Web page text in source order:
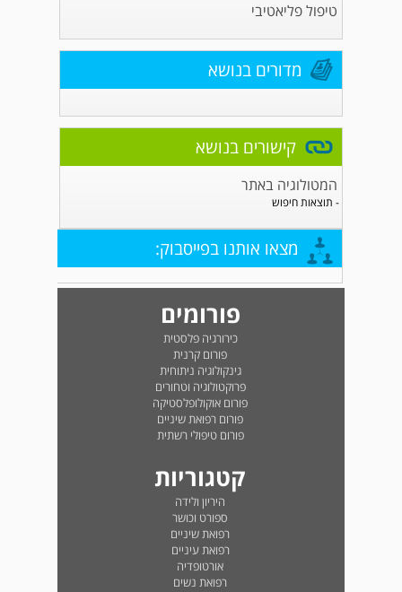
טיפול פליאטיבי
מדורים בנושא
קישורים בנושא
המטולוגיה באתר
- תוצאות חיפוש
מצאו אותנו בפייסבוק:
פורומים
כירורגיה פלסטית
פורום קרנית
גינקולוגיה ניתוחית
פרוקטולוגיה וטחורים
פורום אוקולופלסטיקה
פורום רפואת שיניים
פורום טיפולי רשתית
קטגוריות
היריון ולידה
ספורט וכושר
רפואת שיניים
רפואת עיניים
אורטופדיה
רפואת נשים